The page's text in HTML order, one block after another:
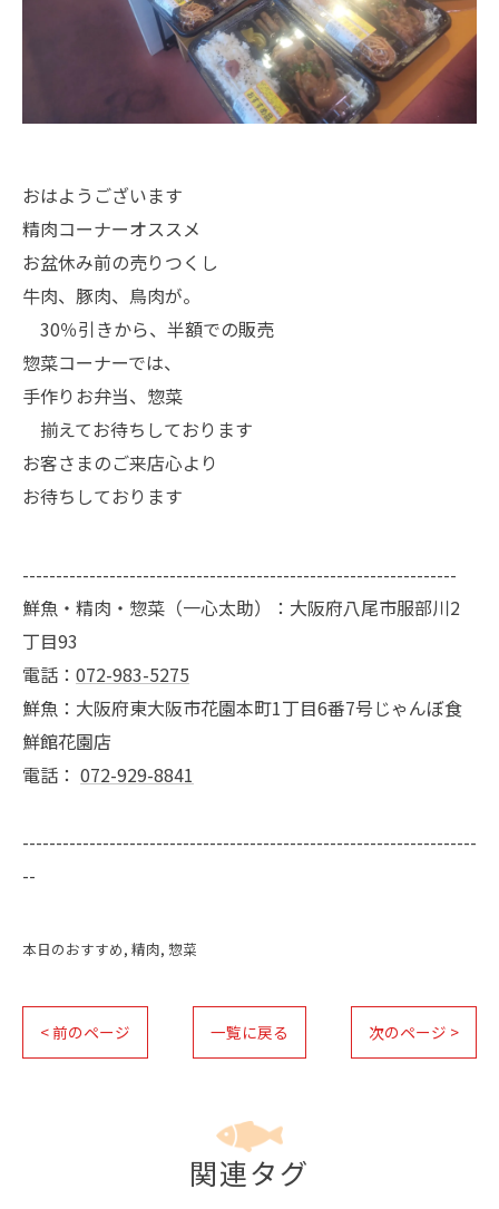
おはようございます
精肉コーナーオススメ
お盆休み前の売りつくし
牛肉、豚肉、鳥肉が。
30％引きから、半額での販売
惣菜コーナーでは、
手作りお弁当、惣菜
揃えてお待ちしております
お客さまのご来店心より
お待ちしております
-----------------------------------------------------------------
鮮魚・精肉・惣菜（一心太助）：大阪府八尾市服部川2
丁目93
電話： 072-983-5275
鮮魚：大阪府東大阪市花園本町1丁目6番7号じゃんぼ食
鮮館花園店
電話： 072-929-8841
--------------------------------------------------------------------
--
本日のおすすめ 精肉 惣菜
< 前のページ 一覧に戻る 次のページ >
関連タグ